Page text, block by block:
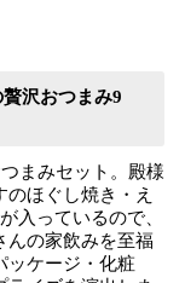
沢おつまみ9
まみセット。殿様
ほぐし焼き・え
入っているので、
んの家飲みを至福
ッケージ・化粧